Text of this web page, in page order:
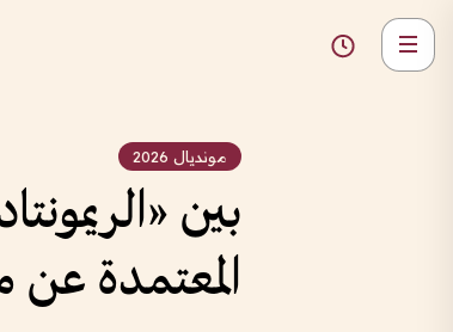
مونديال 2026
بين
المعتمدة عن